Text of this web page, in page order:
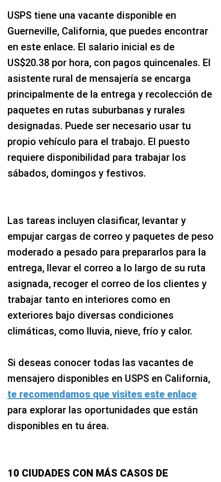
USPS tiene una vacante disponible en
Guerneville, California, que puedes encontrar
en este enlace. El salario inicial es de
US$20.38 por hora, con pagos quincenales. El
asistente rural de mensajería se encarga
principalmente de la entrega y recolección de
paquetes en rutas suburbanas y rurales
designadas. Puede ser necesario usar tu
propio vehículo para el trabajo. El puesto
requiere disponibilidad para trabajar los
sábados, domingos y festivos.
Las tareas incluyen clasificar, levantar y
empujar cargas de correo y paquetes de peso
moderado a pesado para prepararlos para la
entrega, llevar el correo a lo largo de su ruta
asignada, recoger el correo de los clientes y
trabajar tanto en interiores como en
exteriores bajo diversas condiciones
climáticas, como lluvia, nieve, frío y calor.
Si deseas conocer todas las vacantes de
mensajero disponibles en USPS en California,
te recomendamos que visites este enlace
para explorar las oportunidades que están
disponibles en tu área.
10 CIUDADES CON MÁS CASOS DE